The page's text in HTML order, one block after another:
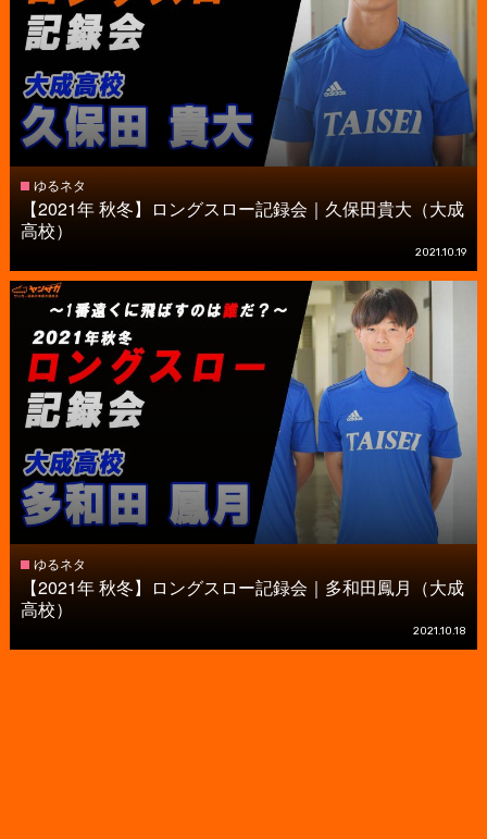
ゆるネタ
【2021年 秋冬】ロングスロー記録会｜久保田貴大（大成
高校）
2021.10.19
ゆるネタ
【2021年 秋冬】ロングスロー記録会｜多和田鳳月（大成
高校）
2021.10.18